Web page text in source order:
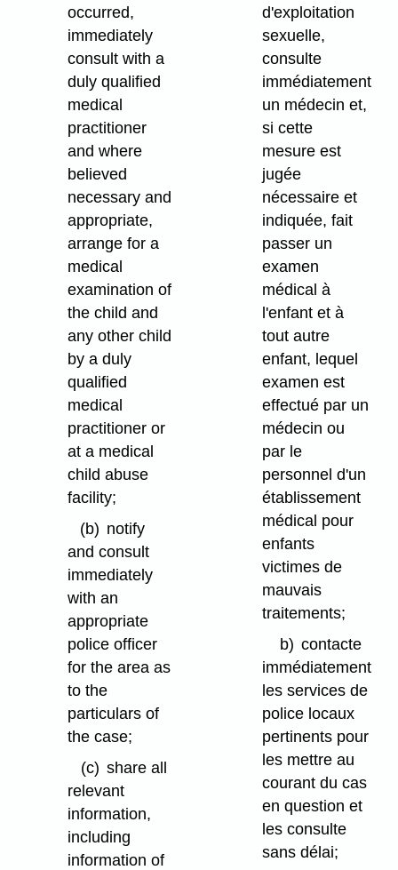
occurred,
immediately
consult with a
duly qualified
medical
practitioner
and where
believed
necessary and
appropriate,
arrange for a
medical
examination of
the child and
any other child
by a duly
qualified
medical
practitioner or
at a medical
child abuse
facility;
(b) notify
and consult
immediately
with an
appropriate
police officer
for the area as
to the
particulars of
the case;
(c) share all
relevant
information,
including
information of
d'exploitation
sexuelle,
consulte
immédiatement
un médecin et,
si cette
mesure est
jugée
nécessaire et
indiquée, fait
passer un
examen
médical à
l'enfant et à
tout autre
enfant, lequel
examen est
effectué par un
médecin ou
par le
personnel d'un
établissement
médical pour
enfants
victimes de
mauvais
traitements;
b) contacte
immédiatement
les services de
police locaux
pertinents pour
les mettre au
courant du cas
en question et
les consulte
sans délai;